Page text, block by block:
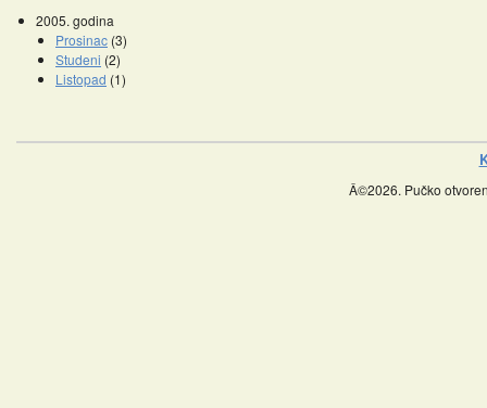
2005. godina
Prosinac (3)
Studeni (2)
Listopad (1)
Â©2026. Pučko